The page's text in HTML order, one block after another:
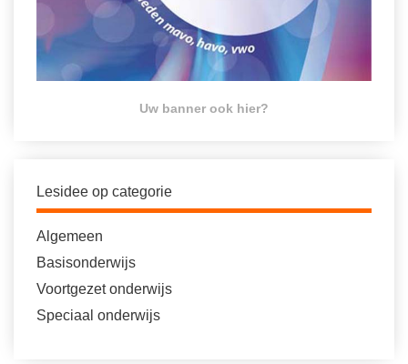
Uw banner ook hier?
Lesidee op categorie
Algemeen
Basisonderwijs
Voortgezet onderwijs
Speciaal onderwijs